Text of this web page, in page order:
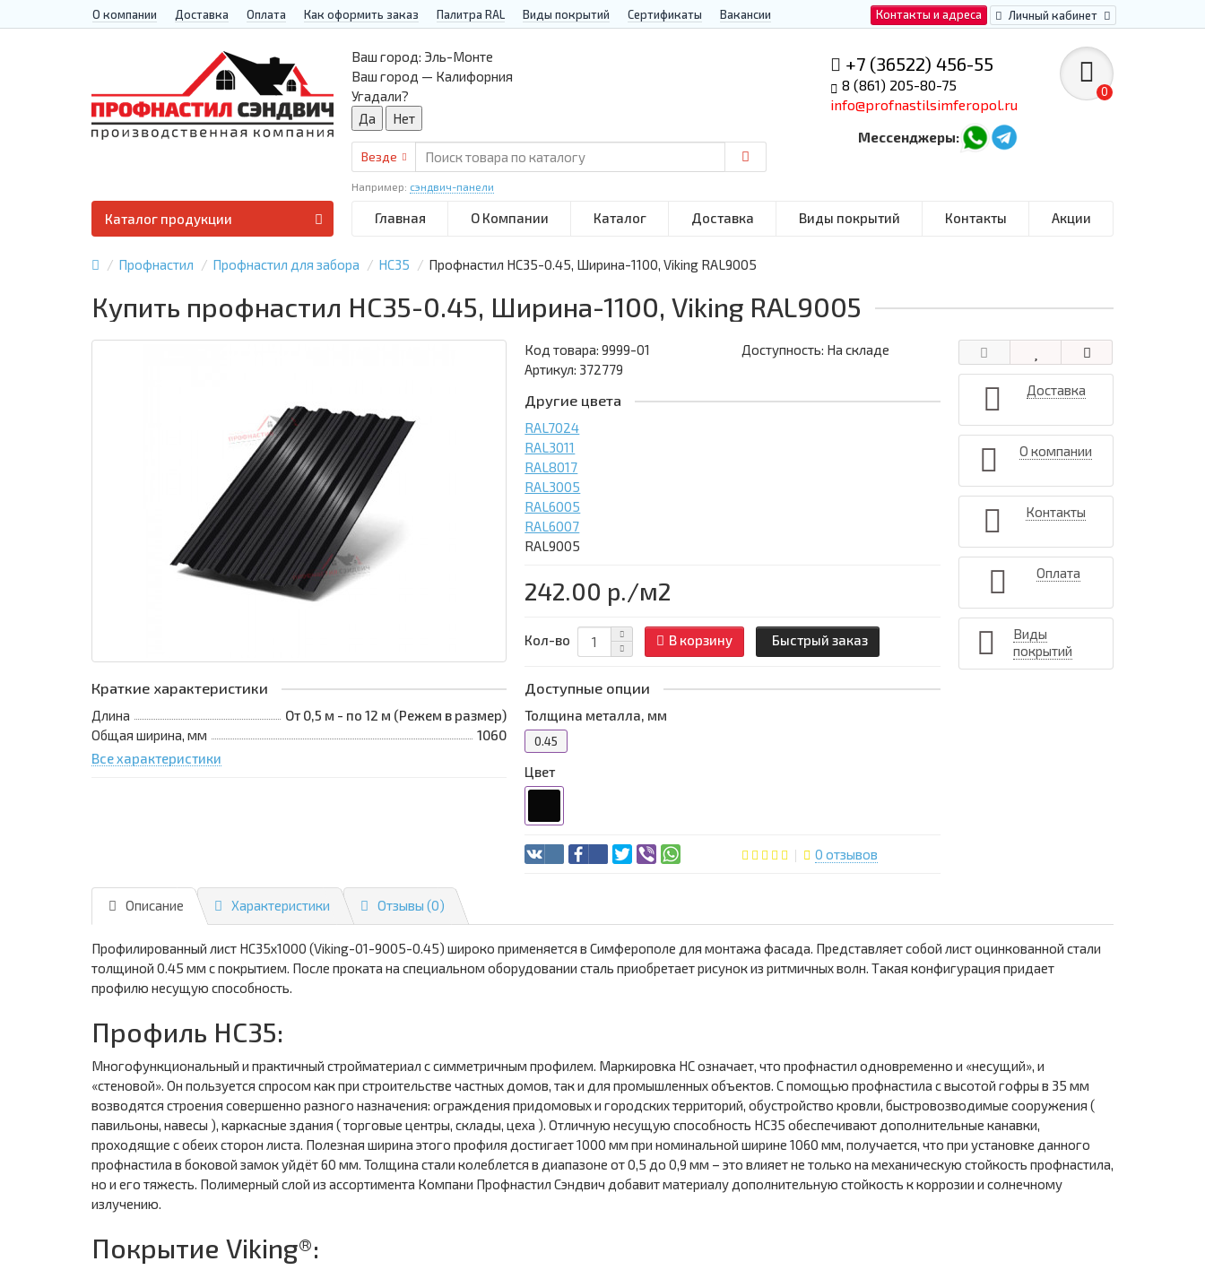
Контакты и адреса Личный кабинет
О компании Доставка Оплата Как оформить заказ Палитра RAL Виды покрытий Сертификаты Вакансии
+7 (36522) 456-55
8 (861) 205-80-75
info@profnastilsimferopol.ru
Мессенджеры:
0
Ваш город: Эль-Монте
Ваш город — Калифорния
Угадали?
Везде
Например: сэндвич-панели
Главная О Компании Каталог Доставка Виды покрытий Контакты Акции
Каталог продукции
Профнастил Профнастил для забора НС35 Профнастил НС35-0.45, Ширина-1100, Viking RAL9005
Купить профнастил НС35-0.45, Ширина-1100, Viking RAL9005
Краткие характеристики
Длина
От 0,5 м - по 12 м (Режем в размер)
Общая ширина, мм
1060
Все характеристики
Код товара:9999-01
Доступность: На складе
Артикул: 372779
Другие цвета
RAL7024
RAL3011
RAL8017
RAL3005
RAL6005
RAL6007
RAL9005
242.00 р./м2
Кол-во В корзину Быстрый заказ
Доступные опции
Толщина металла, мм
0.45
Цвет
0 отзывов
Доставка
О компании
Контакты
Оплата
Виды
покрытий
Описание Характеристики Отзывы (0)
Профилированный лист НС35х1000 (Viking-01-9005-0.45) широко применяется в Симферополе для монтажа фасада. Представляет собой лист оцинкованной стали
толщиной 0.45 мм с покрытием. После проката на специальном оборудовании сталь приобретает рисунок из ритмичных волн. Такая конфигурация придает
профилю несущую способность.
Профиль НС35:
Многофункциональный и практичный стройматериал с симметричным профилем. Маркировка НС означает, что профнастил одновременно и «несущий», и
«стеновой». Он пользуется спросом как при строительстве частных домов, так и для промышленных объектов. С помощью профнастила с высотой гофры в 35 мм
возводятся строения совершенно разного назначения: ограждения придомовых и городских территорий, обустройство кровли, быстровозводимые сооружения (
павильоны, навесы ), каркасные здания ( торговые центры, склады, цеха ). Отличную несущую способность НС35 обеспечивают дополнительные канавки,
проходящие с обеих сторон листа. Полезная ширина этого профиля достигает 1000 мм при номинальной ширине 1060 мм, получается, что при установке данного
профнастила в боковой замок уйдёт 60 мм. Толщина стали колеблется в диапазоне от 0,5 до 0,9 мм – это влияет не только на механическую стойкость профнастила,
но и его тяжесть. Полимерный слой из ассортимента Компани Профнастил Сэндвич добавит материалу дополнительную стойкость к коррозии и солнечному
излучению.
Покрытие Viking®: